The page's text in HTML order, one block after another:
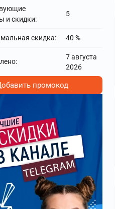
и скидки:
5
скидка: 40 %
7 августа
2026
промокод